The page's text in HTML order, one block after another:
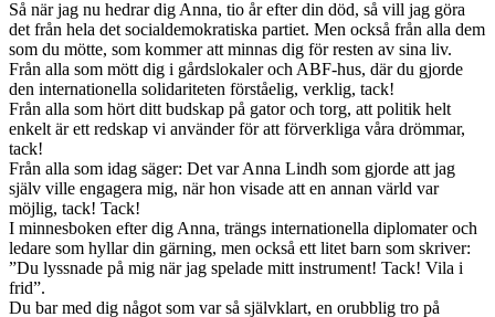
Så när jag nu hedrar dig Anna, tio år efter din död, så vill jag göra
det från hela det socialdemokratiska partiet. Men också från alla dem
som du mötte, som kommer att minnas dig för resten av sina liv.
Från alla som mött dig i gårdslokaler och ABF-hus, där du gjorde
den internationella solidariteten förståelig, verklig, tack!
Från alla som hört ditt budskap på gator och torg, att politik helt
enkelt är ett redskap vi använder för att förverkliga våra drömmar,
tack!
Från alla som idag säger: Det var Anna Lindh som gjorde att jag
själv ville engagera mig, när hon visade att en annan värld var
möjlig, tack! Tack!
I minnesboken efter dig Anna, trängs internationella diplomater och
ledare som hyllar din gärning, men också ett litet barn som skriver:
”Du lyssnade på mig när jag spelade mitt instrument! Tack! Vila i
frid”.
Du bar med dig något som var så självklart, en orubblig tro på